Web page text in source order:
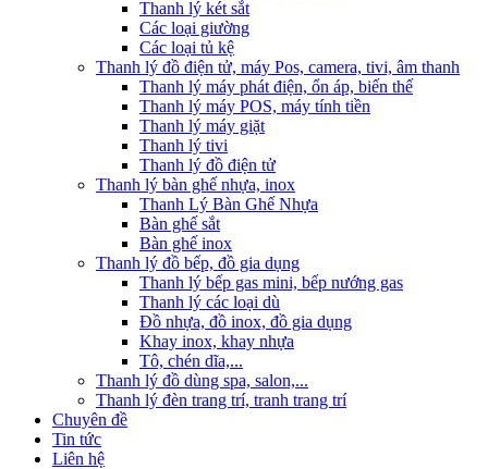
Thanh lý két sắt
Các loại giường
Các loại tủ kệ
Thanh lý đồ điện tử, máy Pos, camera, tivi, âm thanh
Thanh lý máy phát điện, ổn áp, biến thế
Thanh lý máy POS, máy tính tiền
Thanh lý máy giặt
Thanh lý tivi
Thanh lý đồ điện tử
Thanh lý bàn ghế nhựa, inox
Thanh Lý Bàn Ghế Nhựa
Bàn ghế sắt
Bàn ghế inox
Thanh lý đồ bếp, đồ gia dụng
Thanh lý bếp gas mini, bếp nướng gas
Thanh lý các loại dù
Đồ nhựa, đồ inox, đồ gia dụng
Khay inox, khay nhựa
Tô, chén dĩa,...
Thanh lý đồ dùng spa, salon,...
Thanh lý đèn trang trí, tranh trang trí
Chuyên đề
Tin tức
Liên hệ